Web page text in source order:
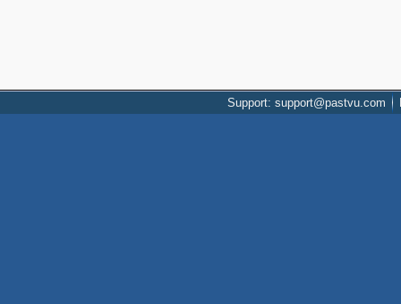
Support: support@pastvu.com